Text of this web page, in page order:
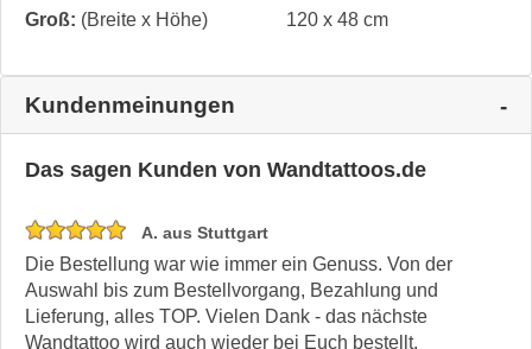
Groß: (Breite x Höhe) 120 x 48 cm
Kundenmeinungen
Das sagen Kunden von Wandtattoos.de
A. aus Stuttgart
Die Bestellung war wie immer ein Genuss. Von der
Auswahl bis zum Bestellvorgang, Bezahlung und
Lieferung, alles TOP. Vielen Dank - das nächste
Wandtattoo wird auch wieder bei Euch bestellt.